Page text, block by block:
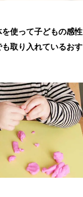
使って子どもの感性
取り入れているおす